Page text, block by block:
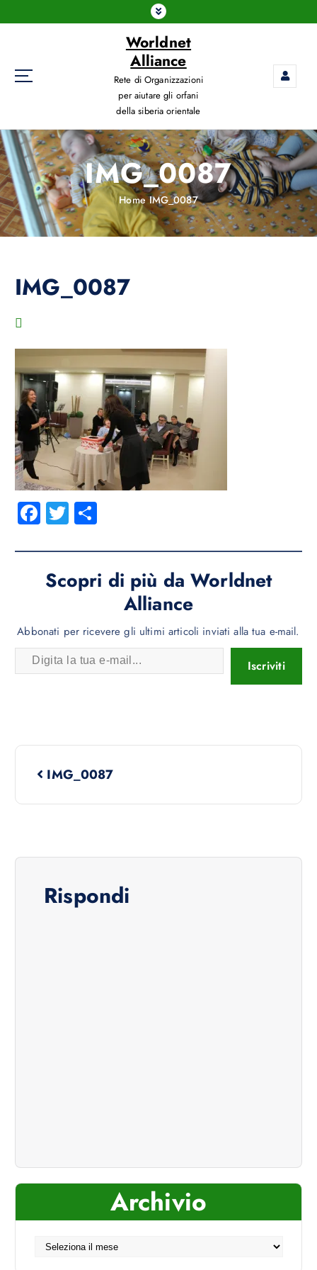
Worldnet
Alliance
Rete di Organizzazioni
per aiutare gli orfani
della siberia orientale
IMG_0087
Home IMG_0087
IMG_0087
Fa
ce
b
o
T
wi
tt
er
n
di
di
Scopri di più da Worldnet
Alliance
Abbonati per ricevere gli ultimi articoli inviati alla tua e-mail.
Iscriviti
IMG_0087
Rispondi
Archivio